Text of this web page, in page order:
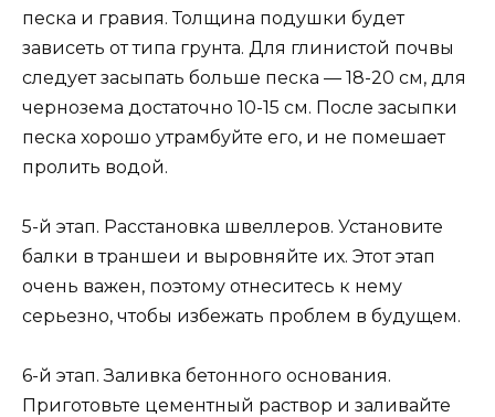
песка и гравия. Толщина подушки будет
зависеть от типа грунта. Для глинистой почвы
следует засыпать больше песка — 18-20 см, для
чернозема достаточно 10-15 см. После засыпки
песка хорошо утрамбуйте его, и не помешает
пролить водой.
5-й этап. Расстановка швеллеров. Установите
балки в траншеи и выровняйте их. Этот этап
очень важен, поэтому отнеситесь к нему
серьезно, чтобы избежать проблем в будущем.
6-й этап. Заливка бетонного основания.
Приготовьте цементный раствор и заливайте